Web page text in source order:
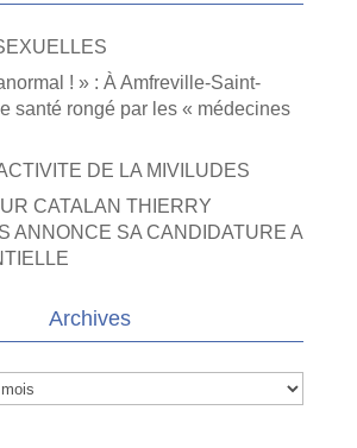
! » : À Amfreville-Saint-
santé rongé par les « médecines
DE LA MIVILUDES
CATALAN THIERRY
ANNONCE SA CANDIDATURE A
Archives